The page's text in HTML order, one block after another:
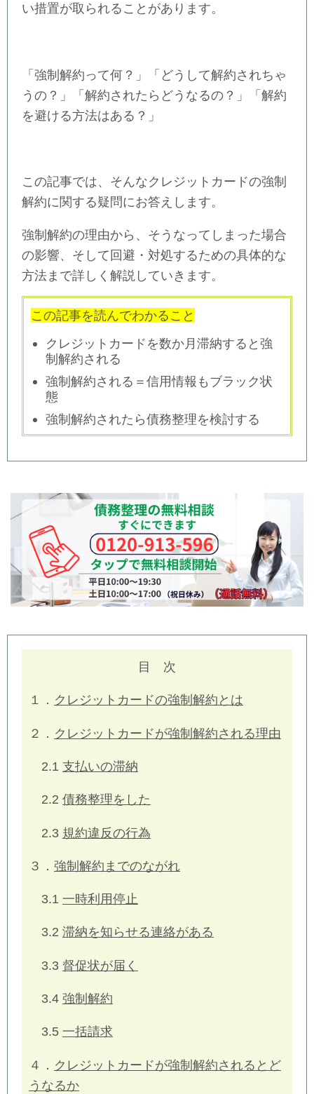
い措置が取られることがあります。
「強制解約って何？」「どうして解約されちゃ
うの？」「解約されたらどうなるの？」「解約
を避ける方法はある？」
この記事では、そんなクレジットカードの強制
解約に関する疑問にお答えします。
強制解約の理由から、そうなってしまった場合
の影響、そして回避・対処するための具体的な
方法まで詳しく解説していきます。
この記事を読んでわかること
クレジットカードを数か月滞納すると強
制解約される
強制解約される＝信用情報もブラック状
態
強制解約されたら債務整理を検討する
目 次
１． クレジットカードの強制解約とは
２． クレジットカードが強制解約される理由
2.1 支払いの滞納
2.2 債務整理をした
2.3 規約違反の行為
３． 強制解約までのながれ
3.1 一時利用停止
3.2 滞納を知らせる連絡がある
3.3 督促状が届く
3.4 強制解約
3.5 一括請求
４． クレジットカードが強制解約されるとど
うなるか